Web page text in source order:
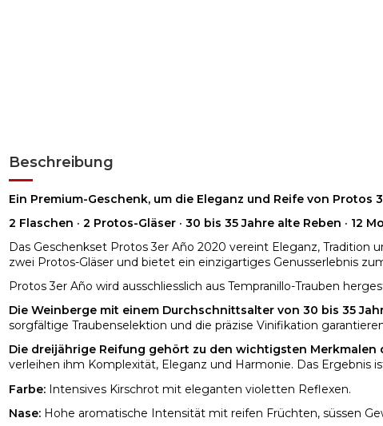
Beschreibung
Ein Premium-Geschenk, um die Eleganz und Reife von Protos
2 Flaschen · 2 Protos-Gläser · 30 bis 35 Jahre alte Reben · 12
Das Geschenkset Protos 3er Año 2020 vereint Eleganz, Tradition
zwei Protos-Gläser und bietet ein einzigartiges Genusserlebnis
Protos 3er Año wird ausschliesslich aus Tempranillo-Trauben
Die Weinberge mit einem Durchschnittsalter von 30 bis 35
sorgfältige Traubenselektion und die präzise Vinifikation
Die dreijährige Reifung gehört zu den wichtigsten Merkmalen
verleihen ihm Komplexität, Eleganz und Harmonie. Das Ergebnis
Farbe:Intensives Kirschrot mit eleganten violetten Reflexen.
Nase:Hohe aromatische Intensität mit reifen Früchten, süssen